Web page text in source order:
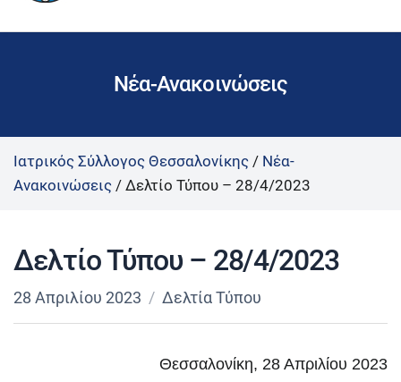
m
Νέα-Ανακοινώσεις
Ιατρικός Σύλλογος Θεσσαλονίκης / Νέα-
Ανακοινώσεις / Δελτίο Τύπου – 28/4/2023
Δελτίο Τύπου – 28/4/2023
28 Απριλίου 2023 Δελτία Τύπου
Θεσσαλονίκη, 28 Απριλίου 2023